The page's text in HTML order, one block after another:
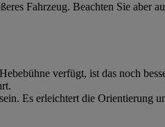
Fahrzeug. Beachten Sie aber
verfügt, ist das noch
Es erleichtert die Orientierung